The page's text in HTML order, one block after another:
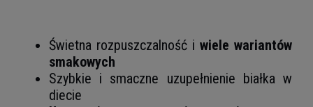
Świetna rozpuszczalność i wiele wariantów
smakowych
Szybkie i smaczne uzupełnienie białka w
diecie